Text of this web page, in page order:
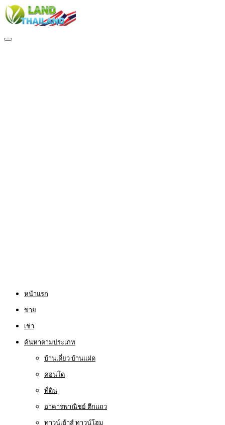
หน้าแรก
ขาย
เช่า
ค้นหาตามประเภท
บ้านเดี่ยว บ้านแฝด
คอนโด
ที่ดิน
อาคารพาณิชย์ ตึกแถว
ทาวน์เฮ้าส์ ทาวน์โฮม